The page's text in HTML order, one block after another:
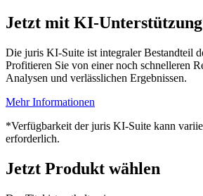
Jetzt mit KI-
Die juris KI-Suite ist integraler Bestandteil
Profitieren Sie von einer noch schnelleren
Analysen und verlässlichen Ergebnissen.
Mehr Informationen
*Verfügbarkeit der juris KI-Suite kann
erforderlich.
Jetzt Produkt wählen